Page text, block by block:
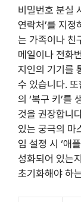
비밀번호 분실
연락처’를 지
는 가족이나 친
메일이나 전화
지인의 기기를
수 있습니다.
의 ‘복구 키’를
것을 권장합니
있는 궁극의 마
임 설정 시 ‘애
성화되어 있는
초기화해야 하